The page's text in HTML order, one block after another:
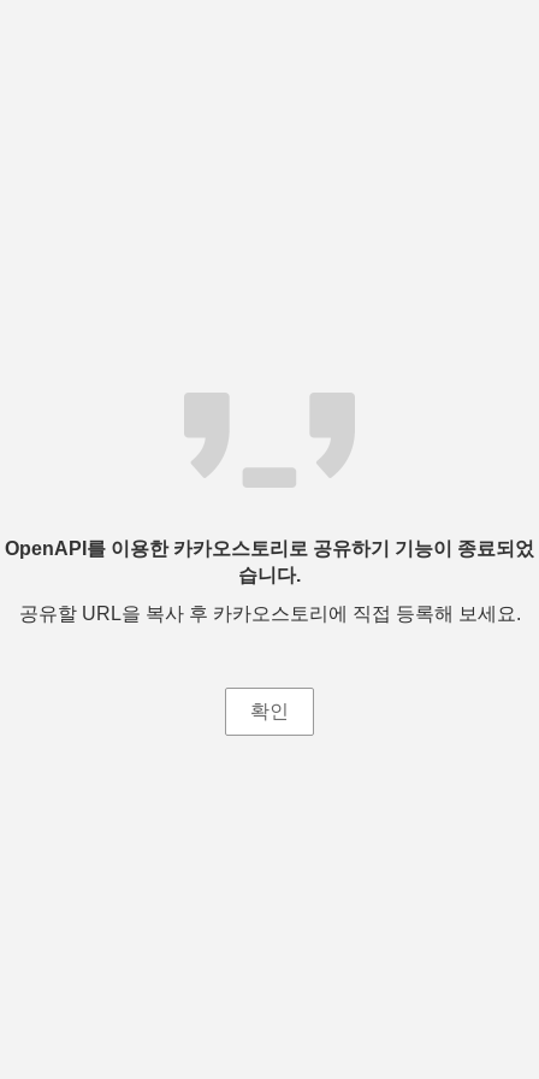
OpenAPI를 이용한 카카오스토리로 공유하기 기능이 종료되었
습니다.
공유할 URL을 복사 후 카카오스토리에 직접 등록해 보세요.
확인